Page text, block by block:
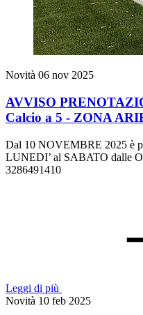
Novità 06 nov 2025
AVVISO
Calcio a 5 - ZONA
Dal 10 NOVEMBRE 2025 è
LUNEDI’ al SABATO dalle
3286491410
Leggi di più
Novità 10 feb 2025